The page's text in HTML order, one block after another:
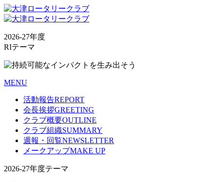
2026-27年度
RIテーマ
MENU
活動報告REPORT
会長挨拶GREETING
クラブ概要OUTLINE
クラブ組織SUMMARY
週報・回覧NEWSLETTER
メークアップMAKE UP
2026-27年度テーマ